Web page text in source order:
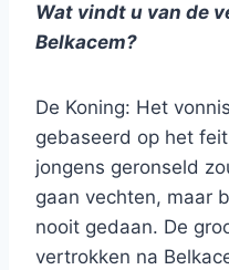
Wat vindt u van de
Belkacem?
De Koning: Het
gebaseerd op het
jongens geronseld
gaan vechten, maar
nooit gedaan. De
vertrokken na